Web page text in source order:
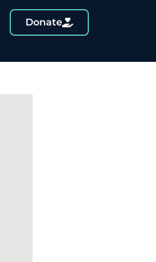
Donate